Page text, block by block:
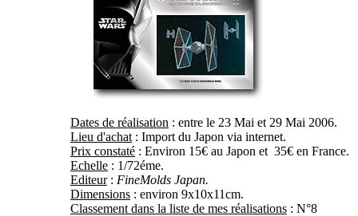
Dates de réalisation : entre le 23 Mai et 29 Mai 2006.
Lieu d'achat : Import du Japon via internet.
Prix constaté : Environ 15€ au Japon et 35€ en France.
Echelle : 1/72éme.
Editeur: FineMolds Japan.
Dimensions : environ 9x10x11cm.
Classement dans la liste de mes réalisations : N°8